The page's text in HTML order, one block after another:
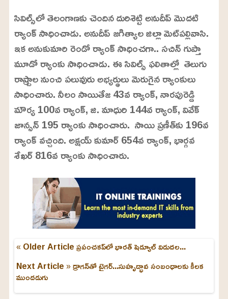
U
n
u
t
e
a
d
d
:
3
4
.
4
8
%
సివిల్స్‌లో తెలంగాణకు చెందిన దురిశెట్టి అనుదీప్‌ మొదటి
ర్యాంక్‌ సాధించాడు. అనుదీప్‌ జగిత్యాల జిల్లా మెట్‌పల్లివాసి.
ఇక అనుకుమారి రెండో ర్యాంక్ సాధించగా.. సచిన్ గుప్తా
మూడో ర్యాంకు సాధించాడు. ఈ సివిల్స్ ఫలితాల్లో తెలుగు
రాష్ర్టాల నుంచి పలువురు అభ్యర్థులు మెరుగైన ర్యాంకులు
సాధించారు. నీలం సాయితేజ 43వ ర్యాంక్, నారపురెడ్డి
మౌర్య 100వ ర్యాంక్, జి. మాధురి 144వ ర్యాంక్, వివేక్
జాన్సన్ 195 ర్యాంకు సాధించారు. సాయి ప్రణీత్‌కు 196వ
ర్యాంక్‌ వచ్చింది. అక్షయ్ కుమార్ 654వ ర్యాంక్, భార్గవ
శేఖర్ 816వ ర్యాంకు సాధించారు.
« Older Articleప్రపంచకప్‌లో భారత్‌ షెడ్యూల్‌ విడుదల...
Next Article »డ్రాగన్‌తో టైగర్‌...సుహృద్భావ సంబంధాలకు కీలక
ముందడుగు